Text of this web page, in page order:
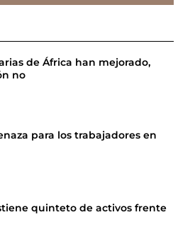
de África han mejorado,
no
para los trabajadores en
quinteto de activos frente